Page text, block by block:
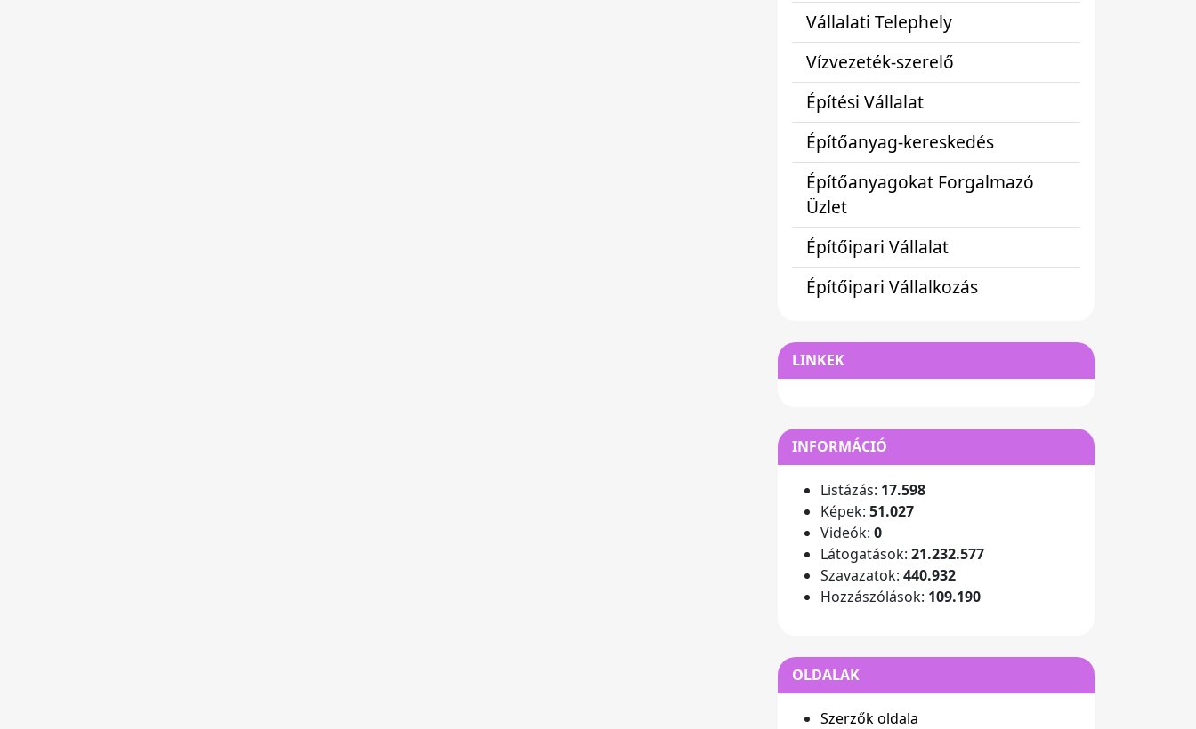
Vállalati Telephely
Vízvezeték-szerelő
Építési Vállalat
Építőanyag-kereskedés
Építőanyagokat Forgalmazó
Üzlet
Építőipari Vállalat
Építőipari Vállalkozás
LINKEK
INFORMÁCIÓ
Listázás: 17.598
Képek: 51.027
Videók: 0
Látogatások: 21.232.577
Szavazatok: 440.932
Hozzászólások: 109.190
OLDALAK
Szerzők oldala